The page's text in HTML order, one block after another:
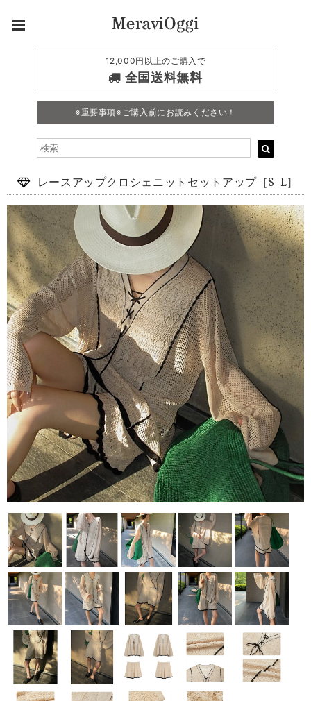
12,000円以上のご購入で
全国送料無料
※重要事項※ご購入前にお読みください！
レースアップクロシェニットセットアップ［S-L］